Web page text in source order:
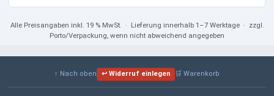
Alle Preisangaben inkl. 19 % MwSt. · Lieferung innerhalb 1–7 Werktage · zzgl.
Porto/Verpackung, wenn nicht abweichend angegeben
↑ Nach oben ↩ Widerruf einlegen 🛒 Warenkorb